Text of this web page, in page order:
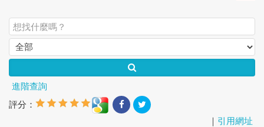
教職員 學生 校友 其他 訪客
進階查詢
評分：
｜ 引用網址